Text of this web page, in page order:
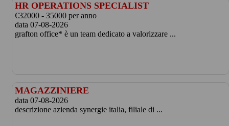
HR OPERATIONS SPECIALIST
€32000 - 35000 per anno
data 07-08-2026
grafton office* è un team dedicato a valorizzare ...
MAGAZZINIERE
data 07-08-2026
descrizione azienda synergie italia, filiale di ...